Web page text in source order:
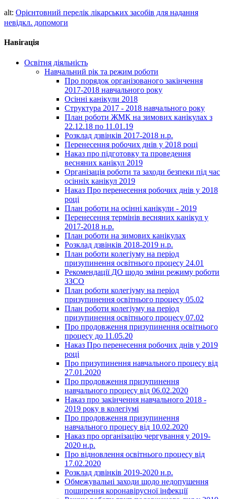
alt: Орієнтовний перелік лікарських засобів для надання
невідкл. допомоги
Навігація
Освітня діяльність
Навчальний рік та режим роботи
Про порядок організованого закінчення
2017-2018 навчального року
Осінні канікули 2018
Структура 2017 - 2018 навчального року
План роботи ЖМК на зимових канікулах з
22.12.18 по 11.01.19
Розклад дзвінків 2017-2018 н.р.
Перенесення робочих днів у 2018 році
Наказ про підготовку та проведення
весняних канікул 2019
Організація роботи та заходи безпеки під час
осінніх канікул 2019
Наказ Про перенесення робочих днів у 2018
році
План роботи на осінні канікули - 2019
Перенесення термінів весняних канікул у
2017-2018 н.р.
План роботи на зимових канікулах
Розклад дзвінків 2018-2019 н.р.
План роботи колегіуму на період
призупинення освітнього процесу 24.01
Рекомендації ДО щодо зміни режиму роботи
ЗЗСО
План роботи колегіуму на період
призупинення освітнього процесу 05.02
План роботи колегіуму на період
призупинення освітнього процесу 07.02
Про продовження призупинення освітнього
процесу до 11.05.20
Наказ Про перенесення робочих днів у 2019
році
Про призупинення навчального процесу від
27.01.2020
Про продовження призупинення
навчального процесу від 06.02.2020
Наказ про закінчення навчального 2018 -
2019 року в колегіумі
Про продовження призупинення
навчального процесу від 10.02.2020
Наказ про організацію чергування у 2019-
2020 н.р.
Про відновлення освітнього процесу від
17.02.2020
Розклад дзвінків 2019-2020 н.р.
Обмежувальні заходи щодо недопушення
поширення коронавірусної інфекції